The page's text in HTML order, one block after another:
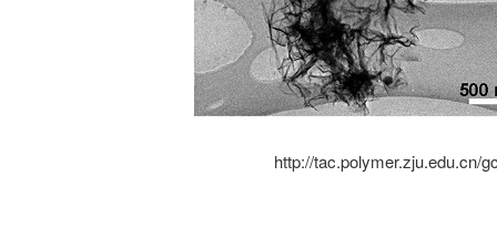
http://tac.polymer.zju.edu.cn/